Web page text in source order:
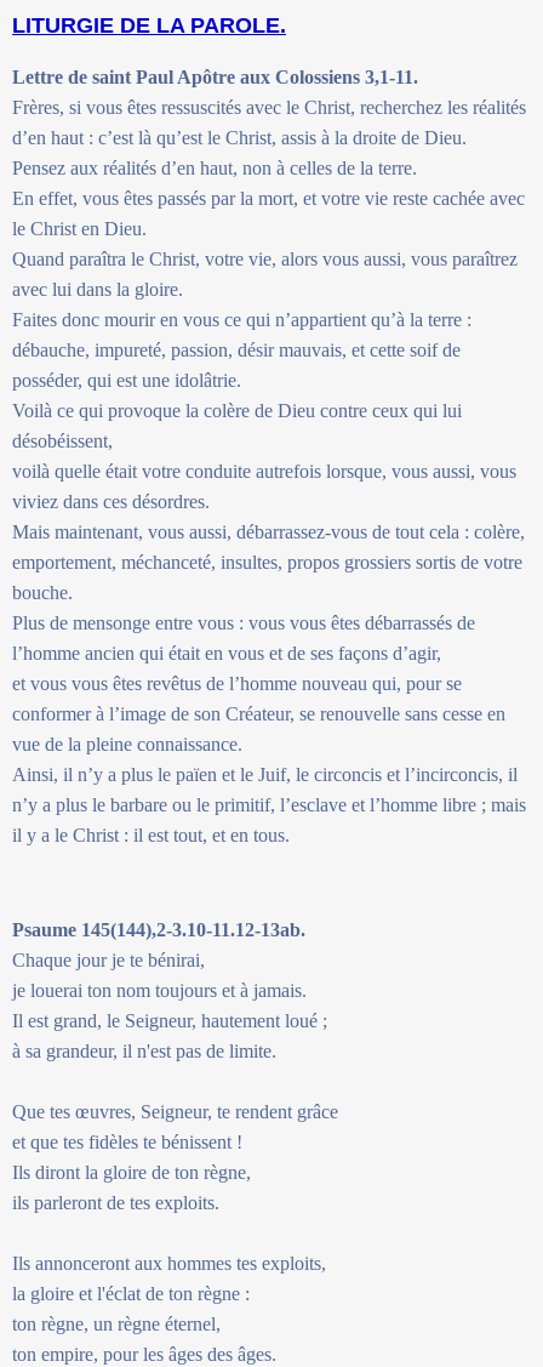
LITURGIE DE LA PAROLE.
Lettre de saint Paul Apôtre aux Colossiens 3,1-11.
Frères, si vous êtes ressuscités avec le Christ, recherchez les réalités
d’en haut : c’est là qu’est le Christ, assis à la droite de Dieu.
Pensez aux réalités d’en haut, non à celles de la terre.
En effet, vous êtes passés par la mort, et votre vie reste cachée avec
le Christ en Dieu.
Quand paraîtra le Christ, votre vie, alors vous aussi, vous paraîtrez
avec lui dans la gloire.
Faites donc mourir en vous ce qui n’appartient qu’à la terre :
débauche, impureté, passion, désir mauvais, et cette soif de
posséder, qui est une idolâtrie.
Voilà ce qui provoque la colère de Dieu contre ceux qui lui
désobéissent,
voilà quelle était votre conduite autrefois lorsque, vous aussi, vous
viviez dans ces désordres.
Mais maintenant, vous aussi, débarrassez-vous de tout cela : colère,
emportement, méchanceté, insultes, propos grossiers sortis de votre
bouche.
Plus de mensonge entre vous : vous vous êtes débarrassés de
l’homme ancien qui était en vous et de ses façons d’agir,
et vous vous êtes revêtus de l’homme nouveau qui, pour se
conformer à l’image de son Créateur, se renouvelle sans cesse en
vue de la pleine connaissance.
Ainsi, il n’y a plus le païen et le Juif, le circoncis et l’incirconcis, il
n’y a plus le barbare ou le primitif, l’esclave et l’homme libre ; mais
il y a le Christ : il est tout, et en tous.
Psaume 145(144),2-3.10-11.12-13ab.
Chaque jour je te bénirai,
je louerai ton nom toujours et à jamais.
Il est grand, le Seigneur, hautement loué ;
à sa grandeur, il n'est pas de limite.
Que tes œuvres, Seigneur, te rendent grâce
et que tes fidèles te bénissent !
Ils diront la gloire de ton règne,
ils parleront de tes exploits.
Ils annonceront aux hommes tes exploits,
la gloire et l'éclat de ton règne :
ton règne, un règne éternel,
ton empire, pour les âges des âges.